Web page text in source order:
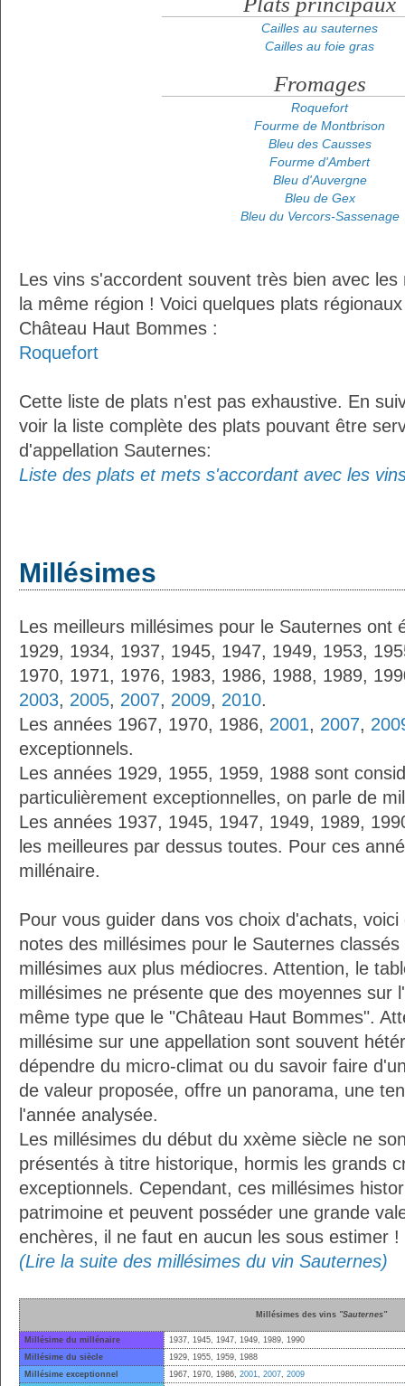
Cailles au sauternes
Cailles au foie gras
Fromages
Roquefort
Fourme de Montbrison
Bleu des Causses
Fourme d'Ambert
Bleu d'Auvergne
Bleu de Gex
Bleu du Vercors-Sassenage
Les vins s'accordent souvent très bien avec
la même région ! Voici quelques plats
Château Haut Bommes :
Roquefort
Cette liste de plats n'est pas exhaustive. En
voir la liste complète des plats pouvant être
d'appellation Sauternes:
Liste des plats et mets s'accordant avec les
Millésimes
Les meilleurs millésimes pour le Sauternes ont
1929, 1934, 1937, 1945, 1947, 1949, 1953,
1970, 1971, 1976, 1983, 1986, 1988, 1989,
2003, 2005, 2007, 2009, 2010.
Les années 1967, 1970, 1986, 2001, 2007,
exceptionnels.
Les années 1929, 1955, 1959, 1988 sont
particulièrement exceptionnelles, on parle de
Les années 1937, 1945, 1947, 1949, 1989,
les meilleures par dessus toutes. Pour ces
millénaire.
Pour vous guider dans vos choix d'achats,
notes des millésimes pour le Sauternes
millésimes aux plus médiocres. Attention, le
millésimes ne présente que des moyennes sur
même type que le "Château Haut Bommes".
millésime sur une appellation sont souvent
dépendre du micro-climat ou du savoir faire
de valeur proposée, offre un panorama, une
l'année analysée.
Les millésimes du début du xxème siècle ne
présentés à titre historique, hormis les grands
exceptionnels. Cependant, ces millésimes
patrimoine et peuvent posséder une grande
enchères, il ne faut en aucun les sous estimer !
(Lire la suite des millésimes du vin Sauternes)
Millésimes des vins "Sauternes"
Millésime du millénaire
1937, 1945, 1947, 1949, 1989, 1990
Millésime du siècle
1929, 1955, 1959, 1988
Millésime exceptionnel
1967, 1970, 1986, 2001, 2007, 2009